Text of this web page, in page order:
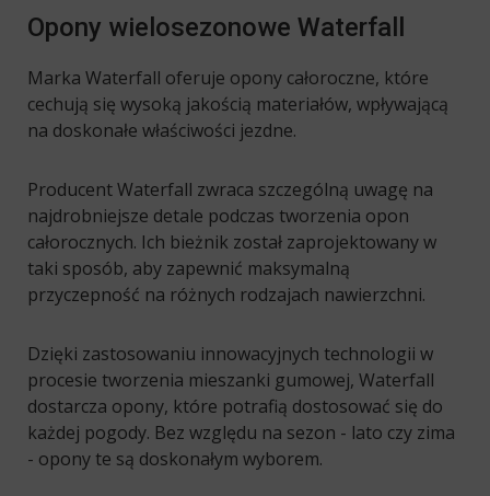
Opony wielosezonowe Waterfall
Marka Waterfall oferuje opony całoroczne, które
cechują się wysoką jakością materiałów, wpływającą
na doskonałe właściwości jezdne.
Producent Waterfall zwraca szczególną uwagę na
najdrobniejsze detale podczas tworzenia opon
całorocznych. Ich bieżnik został zaprojektowany w
taki sposób, aby zapewnić maksymalną
przyczepność na różnych rodzajach nawierzchni.
Dzięki zastosowaniu innowacyjnych technologii w
procesie tworzenia mieszanki gumowej, Waterfall
dostarcza opony, które potrafią dostosować się do
każdej pogody. Bez względu na sezon - lato czy zima
- opony te są doskonałym wyborem.